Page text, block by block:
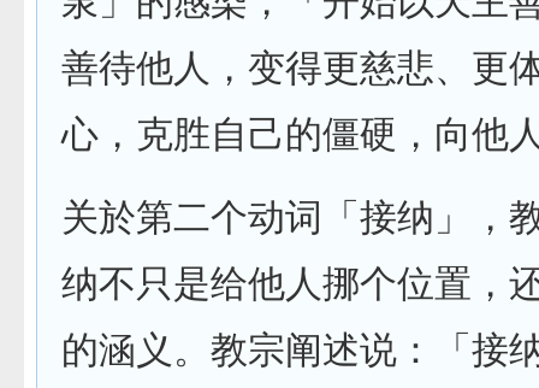
善待他人，变得更慈悲、更
心，克胜自己的僵硬，向他
关於第二个动词「接纳」，
纳不只是给他人挪个位置，
的涵义。教宗阐述说：「接